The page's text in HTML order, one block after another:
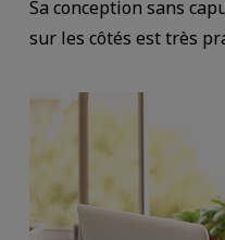
Sa conception sans
sur les côtés est très